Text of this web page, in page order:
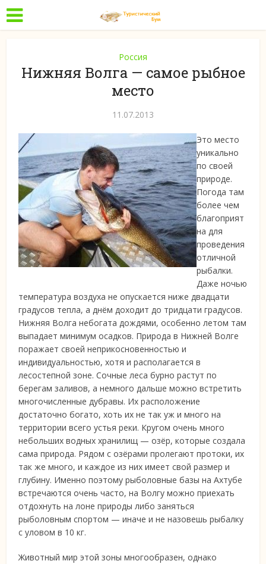
Россия
Нижняя Волга — самое рыбное
место
11.07.2013
Это место
уникально
по своей
природе.
Погода там
более чем
благоприят
на для
проведения
отличной
рыбалки.
Даже ночью
температура воздуха не опускается ниже двадцати
градусов тепла, а днём доходит до тридцати градусов.
Нижняя Волга небогата дождями, особенно летом там
выпадает минимум осадков. Природа в Нижней Волге
поражает своей неприкосновенностью и
индивидуальностью, хотя и располагается в
лесостепной зоне. Сочные леса бурно растут по
берегам заливов, а немного дальше можно встретить
многочисленные дубравы. Их расположение
достаточно богато, хоть их не так уж и много на
территории всего устья реки. Кругом очень много
небольших водных хранилищ — озёр, которые создала
сама природа. Рядом с озёрами пролегают протоки, их
так же много, и каждое из них имеет свой размер и
глубину. Именно поэтому рыболовные базы на Ахтубе
встречаются очень часто, на Волгу можно приехать
отдохнуть на лоне природы либо заняться
рыболовным спортом — иначе и не назовешь рыбалку
с уловом в 10 кг.
Животный мир этой зоны многообразен, однако